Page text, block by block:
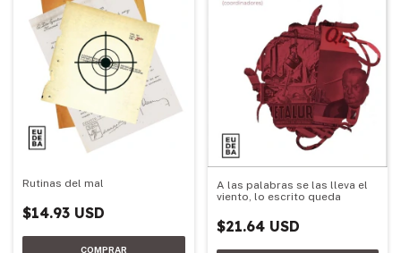
Rutinas del mal
$14.93 USD
A las palabras se las lleva el
viento, lo escrito queda
$21.64 USD